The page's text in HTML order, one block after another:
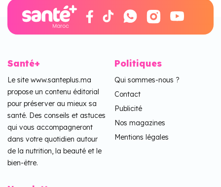
Santé+
Le site www.santeplus.ma
propose un contenu éditorial
pour préserver au mieux sa
santé. Des conseils et astuces
qui vous accompagneront
dans votre quotidien autour
de la nutrition, la beauté et le
bien-être.
Politiques
Qui sommes-nous ?
Contact
Publicité
Nos magazines
Mentions légales